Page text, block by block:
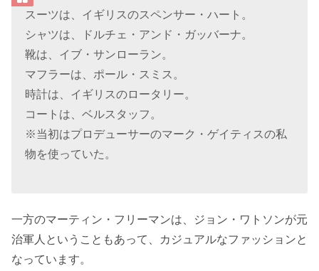
スーツは、イギリスのスペンサー・ハート。
シャツは、ドルチェ・アンド・ガッバーナ。
靴は、イブ・サンローラン。
マフラーは、ポール・スミス。
時計は、イギリスのロータリー。
コートは、ベルスタッフ。
※当初はプロデューサーのマーク・ゲイティスの私
物を使っていた。
一方のマーティン・フリーマンは、ジョン・ワトソンが元
治軍人ということもあって、カジュアルなファッションと
なっています。